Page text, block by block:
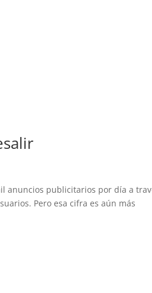
anuncios publicitarios por día a
Pero esa cifra es aún más